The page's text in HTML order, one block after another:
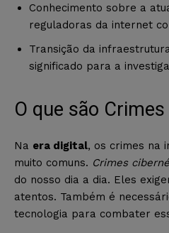
Conhecimento sobre a
reguladoras da internet
Transição da
significado para a
O que são
Na era digital, os crimes na
muito comuns. Crimes
do nosso dia a dia. Eles
atentos. Também é
tecnologia para combater